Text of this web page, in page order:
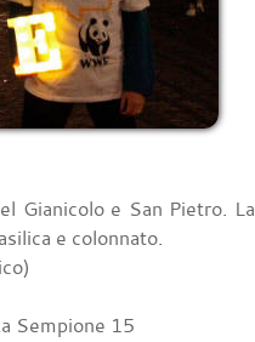
Gianicolo e San Pietro. La
e colonnato.
Sempione 15